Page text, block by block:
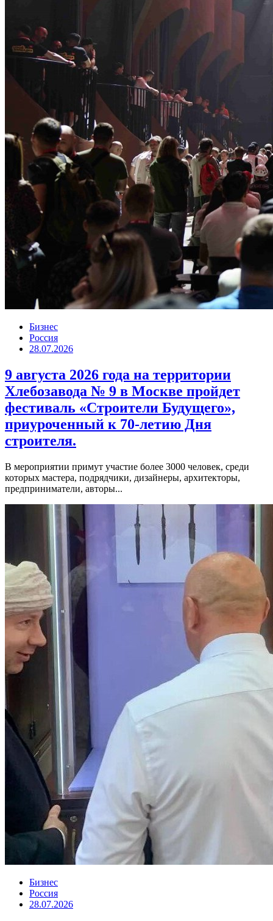
Бизнес
Россия
28.07.2026
9 августа 2026 года на территории
Хлебозавода № 9 в Москве пройдет
фестиваль «Строители Будущего»,
приуроченный к 70-летию Дня
строителя.
В мероприятии примут участие более 3000 человек, среди
которых мастера, подрядчики, дизайнеры, архитекторы,
предприниматели, авторы...
Бизнес
Россия
28.07.2026